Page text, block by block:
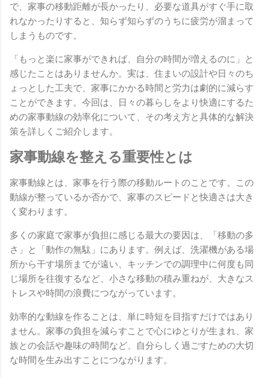
で、家事の移動距離が長かったり、必要な道具がすぐ手に取
れなかったりすると、知らず知らずのうちに疲労が溜まって
しまうものです。
「もっと楽に家事ができれば、自分の時間が増えるのに」と
感じたことはありませんか。実は、住まいの設計や日々のち
ょっとした工夫で、家事にかかる時間と労力は劇的に減らす
ことができます。今回は、日々の暮らしをより快適にするた
めの家事動線の効率化について、その考え方と具体的な解決
策を詳しくご紹介します。
家事動線を整える重要性とは
家事動線とは、家事を行う際の移動ルートのことです。この
動線が整っているか否かで、家事のスピードと快適さは大き
く変わります。
多くの家庭で家事が負担に感じる最大の要因は、「移動の多
さ」と「動作の無駄」にあります。例えば、洗濯機がある場
所から干す場所までが遠い、キッチンでの調理中に何度も同
じ場所を往復するなど、小さな移動の積み重ねが、大きなス
トレスや時間の浪費につながっています。
効率的な動線を作ることは、単に時短を目指すだけではあり
ません。家事の負担を減らすことで心にゆとりが生まれ、家
族との会話や趣味の時間など、自分らしく過ごすための大切
な時間を生み出すことにつながります。